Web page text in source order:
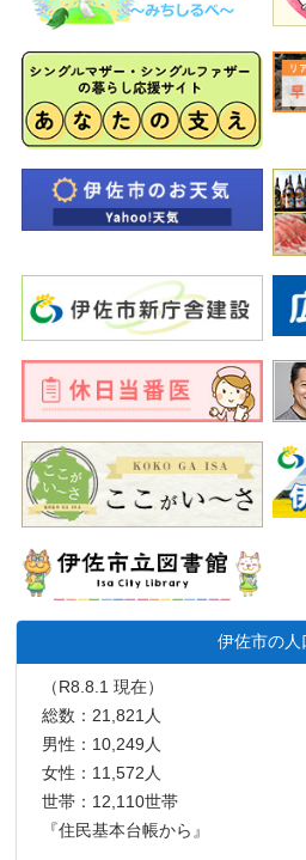
伊佐市の人
（R8.8.1 現在）
総数：21,821人
男性：10,249人
女性：11,572人
世帯：12,110世帯
『住民基本台帳から』